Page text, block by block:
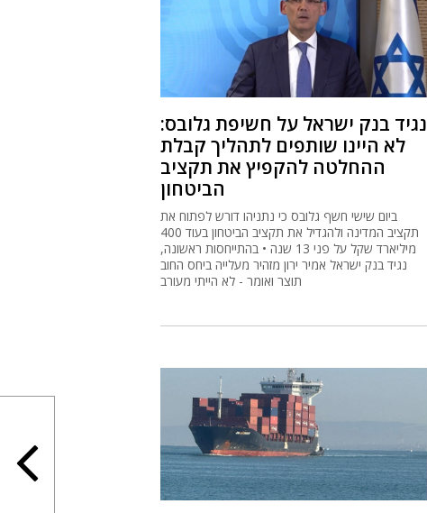
נגיד בנק ישראל על חשיפת גלובס:
לא היינו שותפים לתהליך קבלת
ההחלטה להקפיץ את תקציב
הביטחון
ביום שישי חשף גלובס כי נתניהו דורש לפתוח את
תקציב המדינה ולהגדיל את תקציב הביטחון בעוד 400
מיליארד שקל על פני 13 שנה • בהתייחסות ראשונה,
נגיד בנק ישראל אמיר ירון מזהיר מעלייה ביחס החוב
תוצר ואומר - לא הייתי מעורב